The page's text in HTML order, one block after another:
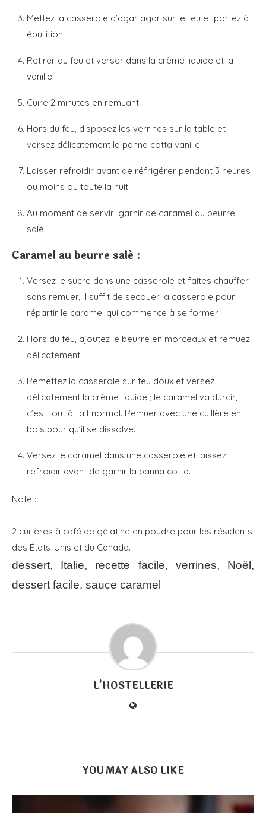
Mettez la casserole d’agar agar sur le feu et portez à
ébullition.
Retirer du feu et verser dans la crème liquide et la
vanille.
Cuire 2 minutes en remuant.
Hors du feu, disposez les verrines sur la table et
versez délicatement la panna cotta vanille.
Laisser refroidir avant de réfrigérer pendant 3 heures
ou moins ou toute la nuit.
Au moment de servir, garnir de caramel au beurre
salé.
Caramel au beurre salé :
Versez le sucre dans une casserole et faites chauffer
sans remuer, il suffit de secouer la casserole pour
répartir le caramel qui commence à se former.
Hors du feu, ajoutez le beurre en morceaux et remuez
délicatement.
Remettez la casserole sur feu doux et versez
délicatement la crème liquide ; le caramel va durcir,
c’est tout à fait normal. Remuer avec une cuillère en
bois pour qu’il se dissolve.
Versez le caramel dans une casserole et laissez
refroidir avant de garnir la panna cotta.
Note :
2 cuillères à café de gélatine en poudre pour les résidents
des États-Unis et du Canada.
dessert, Italie, recette facile, verrines, Noël,
dessert facile, sauce caramel
L'HOSTELLERIE
YOU MAY ALSO LIKE